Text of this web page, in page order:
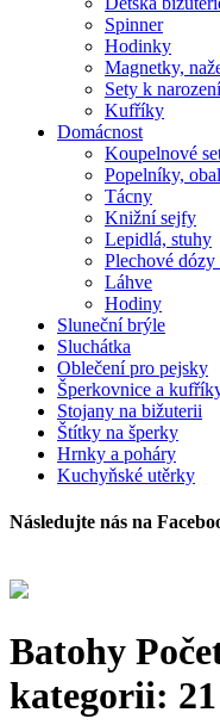
Spinner
Hodinky
Magnetky,
Sety k
Kufříky
Domácnost
Koupelnové
Popelníky,
Tácny
Knižní sejfy
Lepidlá, stuhy
Plechové
Láhve
Hodiny
Sluneční brýle
Sluchátka
Oblečení pro pejsky
Šperkovnice a
Stojany na bižuterii
Štítky na šperky
Hrnky a poháry
Kuchyňské utěrky
Následujte nás na
Batohy
kategorii: 21